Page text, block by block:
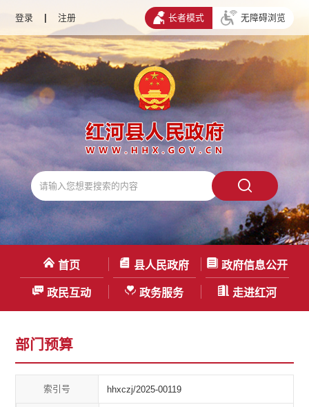
登录 | 注册 长者模式 无障碍浏览
首页 县人民政府 政府信息公开
政民互动 政务服务 走进红河
部门预算
索引号 hhxczj/2025-00119